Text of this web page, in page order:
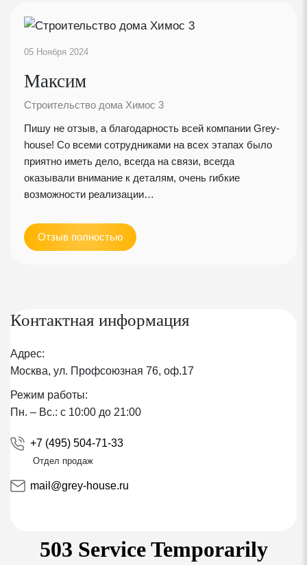
Покрытие кровли - металлочерепица Grandline с
Толщина металла - 0,5 мм.
Защитный слой Zn 140 г/кв.м.
Стропила сухие строганые с противопожарной фаской
Универсальная диффузионная мембрана Изоспан AQ150
первичного нетканого полипропилена и
полиуретана
Ветронепроницаемая
Паропроницаемая
Обладает высокой эластичностью и упругостью
Пароизоляционная пленка Ютафол Н110
05 Ноября 2024
Максим
Строительство дома Химос 3
Пишу не отзыв, а благодарность всей компании Grey-
house! Со всеми сотрудниками на всех этапах было
приятно иметь дело, всегда на связи, всегда
оказывали внимание к деталям, очень гибкие
возможности реализации…
Отзыв полностью
Контактная информация
Адрес:
Москва, ул. Профсоюзная 76, оф.17
Режим работы:
Пн. – Вс.: с 10:00 до 21:00
+7 (495) 504-71-33
Отдел продаж
mail@grey-house.ru